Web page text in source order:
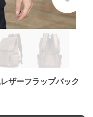
ザーフラップバック